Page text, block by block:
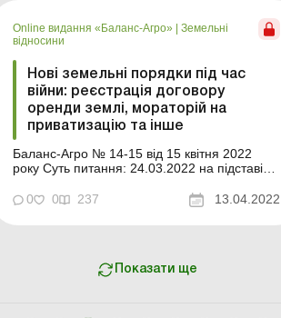
проводитиметься. ...
Online видання «Баланс-Агро» | Земельні
відносини
Нові земельні порядки під час
війни: реєстрація договору
оренди землі, мораторій на
приватизацію та інше
Баланс-Агро № 14-15 від 15 квітня 2022
року Суть питання: 24.03.2022 на підставі
Закон від 24.03.2022 № 2145-IX «Про
внесення змін до деяких законодавчих актів
0 0 237 13.04.2022
Показати ще